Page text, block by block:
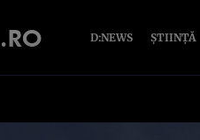
D:NEWS ȘTIINȚĂ